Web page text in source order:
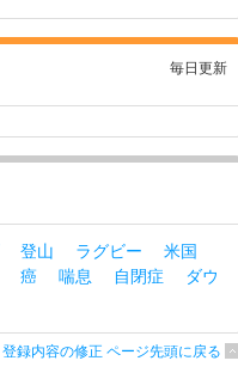
毎日更新
登山 ラグビー
米国
癌 喘息 自閉症
ダウ
登録内容の修正 ページ先頭に戻る